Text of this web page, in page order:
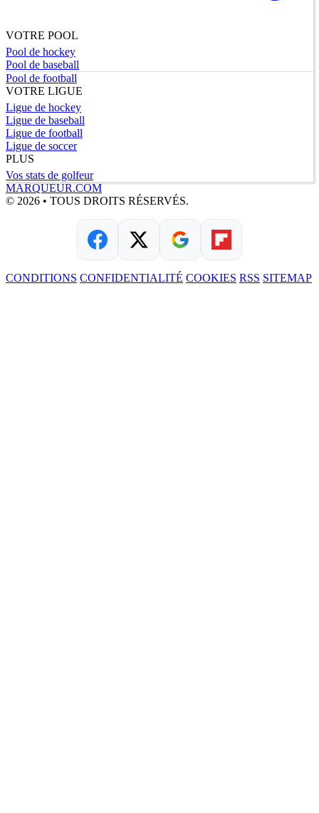
VOTRE POOL
Pool de hockey
Pool de baseball
Pool de football
VOTRE LIGUE
Ligue de hockey
Ligue de baseball
Ligue de football
Ligue de soccer
PLUS
Vos stats de golfeur
MARQUEUR.COM
© 2026 • TOUS DROITS RÉSERVÉS.
CONDITIONS CONFIDENTIALITÉ COOKIES RSS SITEMAP